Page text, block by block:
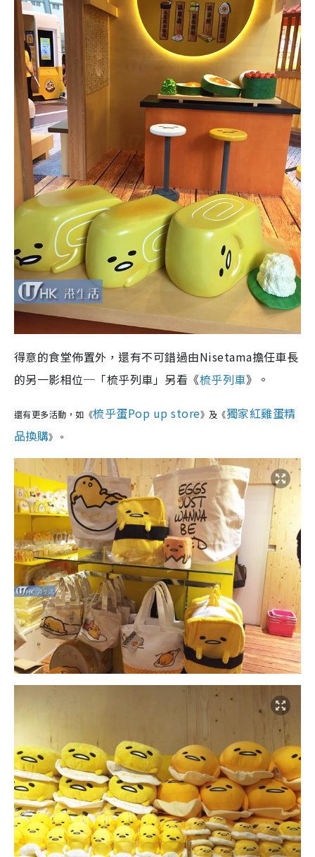
得意的食堂佈置外，還有不可錯過由Nisetama擔任車長
的另一影相位─「梳乎列車」另看《梳乎列車》。
還有更多活動，如《梳乎蛋Pop up store》及《獨家紅雞蛋精
品換購》。